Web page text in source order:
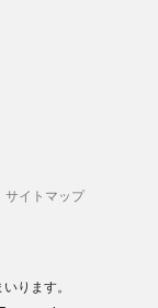
サイトマップ
ります。